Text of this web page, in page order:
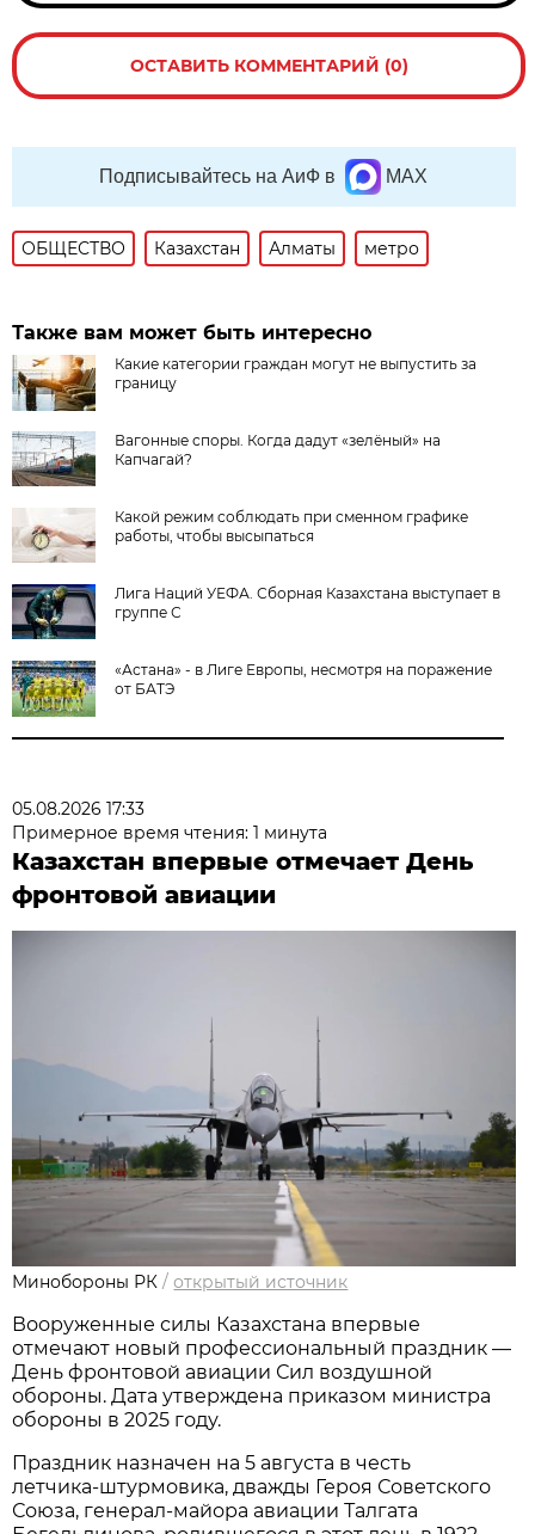
ОСТАВИТЬ КОММЕНТАРИЙ (0)
Подписывайтесь на АиФ в MAX
ОБЩЕСТВО Казахстан Алматы метро
Также вам может быть интересно
Какие категории граждан могут не выпустить за
границу
Вагонные споры. Когда дадут «зелёный» на
Капчагай?
Какой режим соблюдать при сменном графике
работы, чтобы высыпаться
Лига Наций УЕФА. Сборная Казахстана выступает в
группе С
«Астана» - в Лиге Европы, несмотря на поражение
от БАТЭ
05.08.2026 17:33
Примерное время чтения: 1 минута
Казахстан впервые отмечает День
фронтовой авиации
Минобороны РК /открытый источник
Вооруженные силы Казахстана впервые
отмечают новый профессиональный праздник —
День фронтовой авиации Сил воздушной
обороны. Дата утверждена приказом министра
обороны в 2025 году.
Праздник назначен на 5 августа в честь
летчика‑штурмовика, дважды Героя Советского
Союза, генерал‑майора авиации Талгата